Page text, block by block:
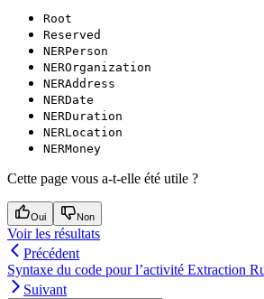
Root
Reserved
NERPerson
NEROrganization
NERAddress
NERDate
NERDuration
NERLocation
NERMoney
Cette page vous a-t-elle été utile ?
Oui Non
Voir les résultats
Précédent
Syntaxe du code pour l’activité Extraction
Suivant